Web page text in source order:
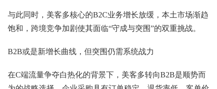
与此同时，美客多核心的B2C业务增长放缓，本土市场渐趋
饱和，跨境竞争加剧使其面临“守成与突围”的双重挑战。
B2B或是新增长曲线，但突围仍需系统战力
在C端流量争夺白热化的背景下，美客多转向B2B是顺势而